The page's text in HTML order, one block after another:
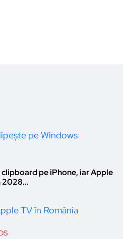
pe iPhone, iar Apple
2028…